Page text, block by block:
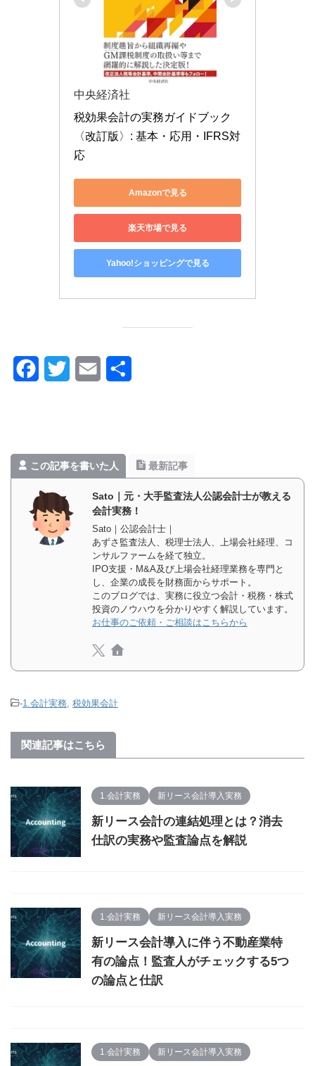
中央経済社
税効果会計の実務ガイドブック
〈改訂版〉: 基本・応用・IFRS対
応
Amazonで見る
楽天市場で見る
Yahoo!ショッピングで見る
b
o
o
k
t
r
l
この記事を書いた人 最新記事
Sato｜元・大手監査法人公認会計士が教える
会計実務！
Sato｜公認会計士｜
あずさ監査法人、税理士法人、上場会社経理、コ
ンサルファームを経て独立。
IPO支援・M&A及び上場会社経理業務を専門と
し、企業の成長を財務面からサポート。
このブログでは、実務に役立つ会計・税務・株式
投資のノウハウを分かりやすく解説しています。
お仕事のご依頼・ご相談はこちらから
-1.会計実務, 税効果会計
関連記事はこちら
1.会計実務 新リース会計導入実務
新リース会計の連結処理とは？消去
仕訳の実務や監査論点を解説
1.会計実務 新リース会計導入実務
新リース会計導入に伴う不動産業特
有の論点！監査人がチェックする5つ
の論点と仕訳
1.会計実務 新リース会計導入実務